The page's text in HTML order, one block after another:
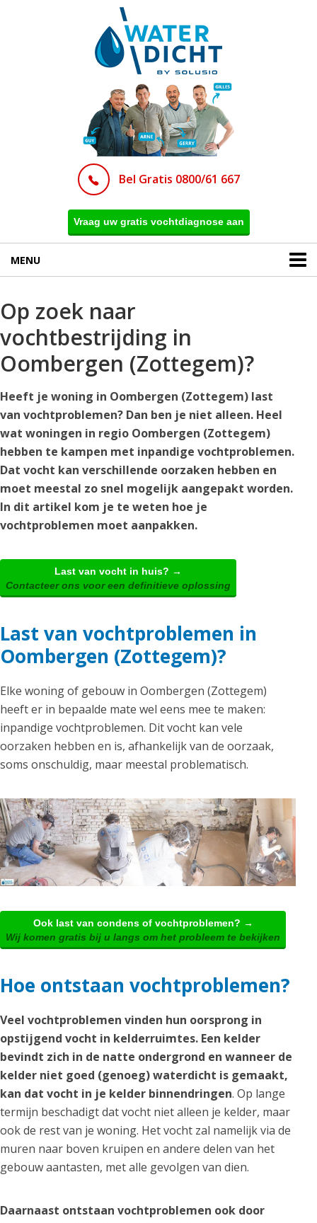
Bel Gratis 0800/61 667
Vraag uw gratis vochtdiagnose aan
MENU
Op zoek naar
vochtbestrijding in
Oombergen (Zottegem)?
Heeft je woning in Oombergen (Zottegem) last
van vochtproblemen? Dan ben je niet alleen. Heel
wat woningen in regio Oombergen (Zottegem)
hebben te kampen met inpandige vochtproblemen.
Dat vocht kan verschillende oorzaken hebben en
moet meestal zo snel mogelijk aangepakt worden.
In dit artikel kom je te weten hoe je
vochtproblemen moet aanpakken.
Last van vocht in huis? →
Contacteer ons voor een definitieve oplossing
Last van vochtproblemen in
Oombergen (Zottegem)?
Elke woning of gebouw in Oombergen (Zottegem)
heeft er in bepaalde mate wel eens mee te maken:
inpandige vochtproblemen. Dit vocht kan vele
oorzaken hebben en is, afhankelijk van de oorzaak,
soms onschuldig, maar meestal problematisch.
Ook last van condens of vochtproblemen? →
Wij komen gratis bij u langs om het probleem te bekijken
Hoe ontstaan vochtproblemen?
Veel vochtproblemen vinden hun oorsprong in
opstijgend vocht in kelderruimtes. Een kelder
bevindt zich in de natte ondergrond en wanneer de
kelder niet goed (genoeg) waterdicht is gemaakt,
kan dat vocht in je kelder binnendringen. Op lange
termijn beschadigt dat vocht niet alleen je kelder, maar
ook de rest van je woning. Het vocht zal namelijk via de
muren naar boven kruipen en andere delen van het
gebouw aantasten, met alle gevolgen van dien.
Daarnaast ontstaan vochtproblemen ook door